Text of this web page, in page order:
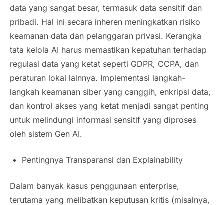
data yang sangat besar, termasuk data sensitif dan
pribadi. Hal ini secara inheren meningkatkan risiko
keamanan data dan pelanggaran privasi. Kerangka
tata kelola AI harus memastikan kepatuhan terhadap
regulasi data yang ketat seperti GDPR, CCPA, dan
peraturan lokal lainnya. Implementasi langkah-
langkah keamanan siber yang canggih, enkripsi data,
dan kontrol akses yang ketat menjadi sangat penting
untuk melindungi informasi sensitif yang diproses
oleh sistem Gen AI.
Pentingnya Transparansi dan Explainability
Dalam banyak kasus penggunaan enterprise,
terutama yang melibatkan keputusan kritis (misalnya,